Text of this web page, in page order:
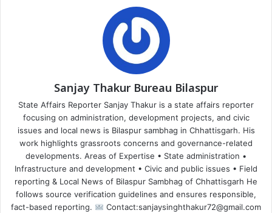
Sanjay Thakur Bureau Bilaspur
State Affairs Reporter Sanjay Thakur is a state affairs reporter
focusing on administration, development projects, and civic
issues and local news is Bilaspur sambhag in Chhattisgarh. His
work highlights grassroots concerns and governance-related
developments. Areas of Expertise • State administration •
Infrastructure and development • Civic and public issues • Field
reporting & Local News of Bilaspur Sambhag of Chhattisgarh He
follows source verification guidelines and ensures responsible,
fact-based reporting.
Contact:sanjaysinghthakur72@gmail.com